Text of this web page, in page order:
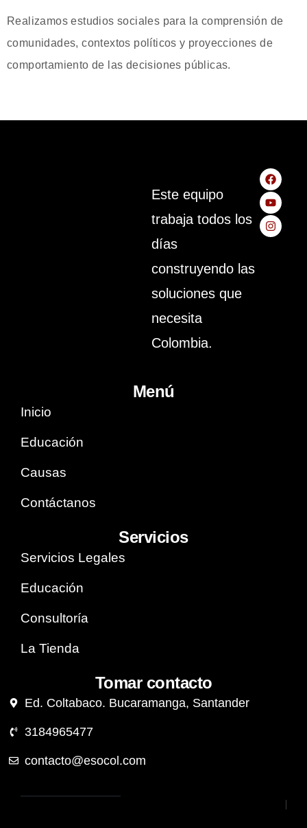
Realizamos estudios sociales para la comprensión de
comunidades, contextos políticos y proyecciones de
comportamiento de las decisiones públicas.
Este equipo
trabaja todos los
días
construyendo las
soluciones que
necesita
Colombia.
Menú
Inicio
Educación
Causas
Contáctanos
Servicios
Servicios Legales
Educación
Consultoría
La Tienda
Tomar contacto
Ed. Coltabaco. Bucaramanga, Santander
3184965477
contacto@esocol.com